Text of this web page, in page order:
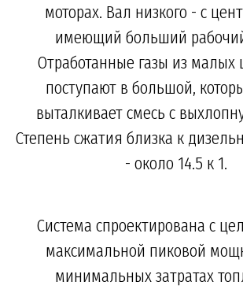
моторах. Вал низкого - с
имеющий больший
Отработанные газы из малых
поступают в большой,
выталкивает смесь с
Степень сжатия близка к
- около 14.5 к 1.
Система спроектирована с
максимальной пиковой
минимальных затратах